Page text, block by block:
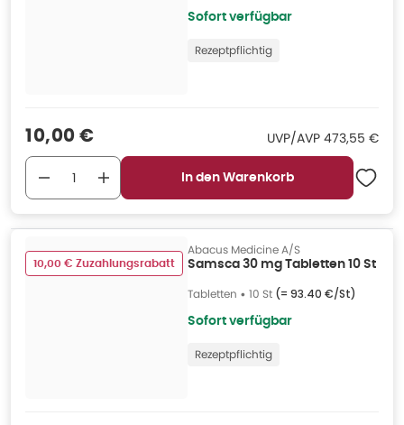
Sofort verfügbar
Rezeptpflichtig
Verkaufspreis
10,00 € UVP/AVP UVP/AVP:
473,55 €
In den Warenkorb
10,00 € Zuzahlungsrabatt
Abacus Medicine A/S
Samsca 30 mg Tabletten 10 St
Tabletten • 10 St (= 93.40 €/St)
Sofort verfügbar
Rezeptpflichtig